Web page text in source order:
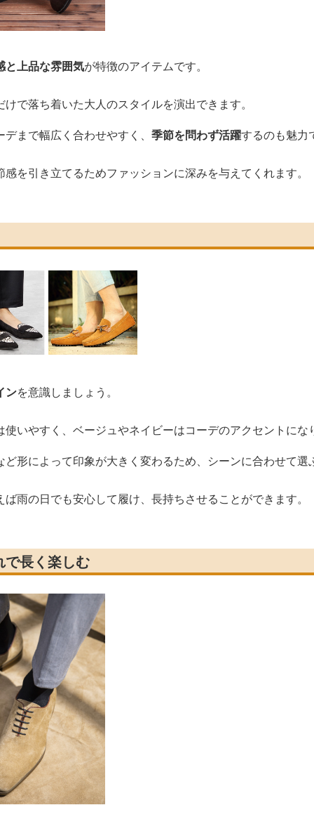
と上品な雰囲気が特徴のアイテムです。
で落ち着いた大人のスタイルを演出できます。
まで幅広く合わせやすく、 季節を問わず活躍するのも魅力
を引き立てるためファッションに深みを与えてくれます。
ンを意識しましょう。
いやすく、ベージュやネイビーはコーデのアクセントにな
形によって印象が大きく変わるため、シーンに合わせて選
雨の日でも安心して履け、長持ちさせることができます。
で長く楽しむ